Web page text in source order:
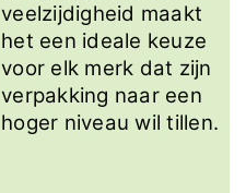
veelzijdigheid maakt
het een ideale keuze
voor elk merk dat zijn
verpakking naar een
hoger niveau wil tillen.